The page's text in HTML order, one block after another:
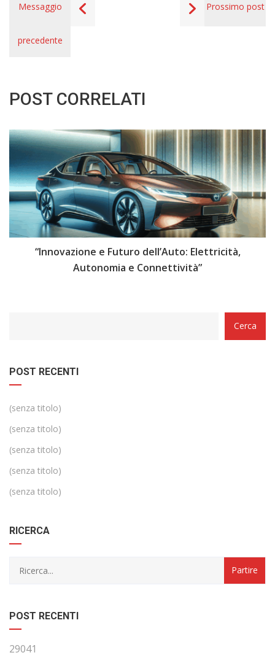
Messaggio
precedente
Prossimo post
POST CORRELATI
“Innovazione e Futuro dell’Auto: Elettricità,
Autonomia e Connettività”
Cerca
POST RECENTI
(senza titolo)
(senza titolo)
(senza titolo)
(senza titolo)
(senza titolo)
RICERCA
POST RECENTI
29041